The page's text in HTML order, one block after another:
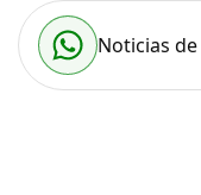
Noticias de